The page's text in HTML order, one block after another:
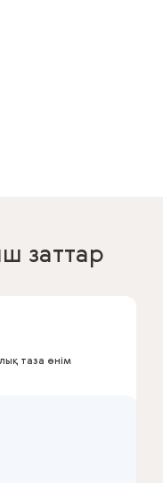
заттар
таза өнім